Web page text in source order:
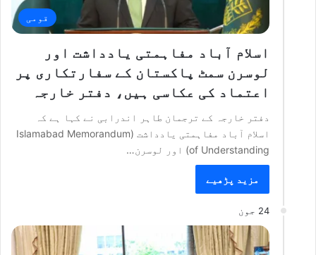
قومی
اسلام آباد مفاہمتی یادداشت اور
لوسرن سمٹ پاکستان کے سفارتکاری پر
اعتماد کی عکاسی ہیں، دفتر خارجہ
دفتر خارجہ کے ترجمان طاہر اندرابی نے کہا ہے کہ
اسلام آباد مفاہمتی یادداشت (Islamabad Memorandum
of Understanding) اور لوسرن…
مزید پڑھیے
24 جون